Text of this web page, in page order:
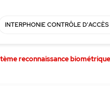
INTERPHONIE CONTRÔLE
reconnaissance